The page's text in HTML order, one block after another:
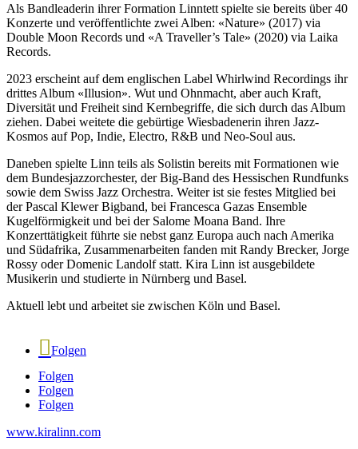
Als Bandleaderin ihrer Formation Linntett spielte sie bereits über 40
Konzerte und veröffentlichte zwei Alben: «Nature» (2017) via
Double Moon Records und «A Traveller’s Tale» (2020) via Laika
Records.
2023 erscheint auf dem englischen Label Whirlwind Recordings ihr
drittes Album «Illusion». Wut und Ohnmacht, aber auch Kraft,
Diversität und Freiheit sind Kernbegriffe, die sich durch das Album
ziehen. Dabei weitete die gebürtige Wiesbadenerin ihren Jazz-
Kosmos auf Pop, Indie, Electro, R&B und Neo-Soul aus.
Daneben spielte Linn teils als Solistin bereits mit Formationen wie
dem Bundesjazzorchester, der Big-Band des Hessischen Rundfunks
sowie dem Swiss Jazz Orchestra. Weiter ist sie festes Mitglied bei
der Pascal Klewer Bigband, bei Francesca Gazas Ensemble
Kugelförmigkeit und bei der Salome Moana Band. Ihre
Konzerttätigkeit führte sie nebst ganz Europa auch nach Amerika
und Südafrika, Zusammenarbeiten fanden mit Randy Brecker, Jorge
Rossy oder Domenic Landolf statt. Kira Linn ist ausgebildete
Musikerin und studierte in Nürnberg und Basel.
Aktuell lebt und arbeitet sie zwischen Köln und Basel.
Folgen
Folgen
Folgen
Folgen
www.kiralinn.com